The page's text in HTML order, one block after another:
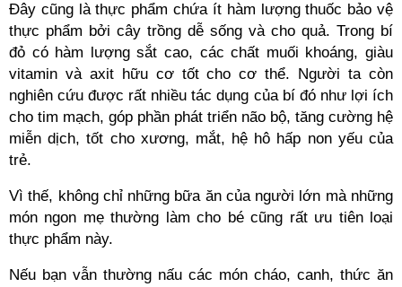
Đây cũng là thực phẩm chứa ít hàm lượng thuốc bảo vệ
thực phẩm bởi cây trồng dễ sống và cho quả. Trong bí
đỏ có hàm lượng sắt cao, các chất muối khoáng, giàu
vitamin và axit hữu cơ tốt cho cơ thể. Người ta còn
nghiên cứu được rất nhiều tác dụng của bí đó như lợi ích
cho tim mạch, góp phần phát triển não bộ, tăng cường hệ
miễn dịch, tốt cho xương, mắt, hệ hô hấp non yếu của
trẻ.
Vì thế, không chỉ những bữa ăn của người lớn mà những
món ngon mẹ thường làm cho bé cũng rất ưu tiên loại
thực phẩm này.
Nếu bạn vẫn thường nấu các món cháo, canh, thức ăn